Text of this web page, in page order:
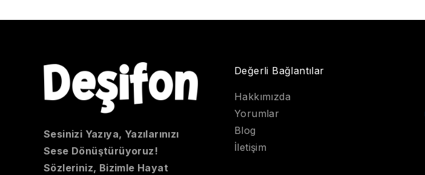
Sesinizi Yazıya, Yazılarınızı
Sese Dönüştürüyoruz!
Sözleriniz, Bizimle Hayat
Değerli Bağlantılar
Hakkımızda
Yorumlar
Blog
İletişim